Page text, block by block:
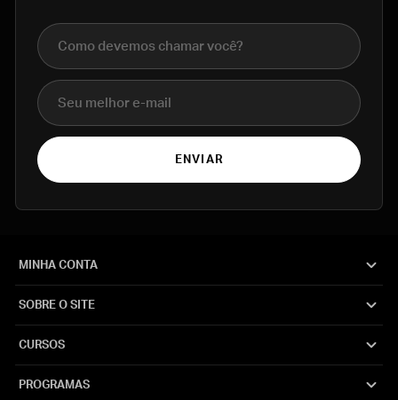
Nome completo
E-mail
ENVIAR
MINHA CONTA
SOBRE O SITE
CURSOS
PROGRAMAS